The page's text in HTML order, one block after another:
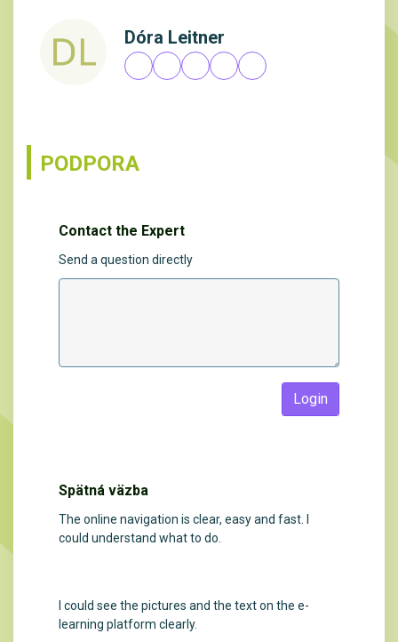
Dóra Leitner
PODPORA
Contact the Expert
Send a question directly
Login
Spätná väzba
The online navigation is clear, easy and fast. I
could understand what to do.
I could see the pictures and the text on the e-
learning platform clearly.